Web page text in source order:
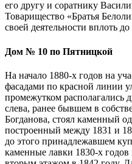
его другу и соратнику
Товарищество «Братья
своей деятельности вплоть до
Дом № 10 по Пятницкой
На начало 1880-х годов на
фасадами по красной линии
промежутком располагались
слева, ранее бывшем в
Богданова, стоял каменный
построенный между 1831 и
до этого принадлежавшем
каменные лавки 1830-х